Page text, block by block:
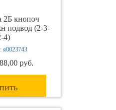
2Б кнопоч
(2-3-
4)
я0023743
руб.